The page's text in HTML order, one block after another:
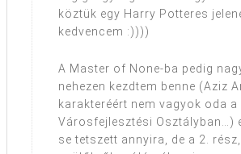
köztük egy Harry Potteres
kedvencem :))))
A Master of None-ba pedig
nehezen kezdtem benne (Aziz
karakteréért nem vagyok oda a
Városfejlesztési Osztályban…)
se tetszett annyira, de a 2.